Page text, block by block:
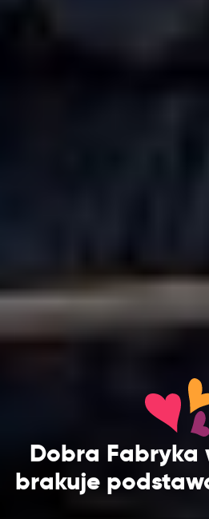
Dobra Fabryka
brakuje